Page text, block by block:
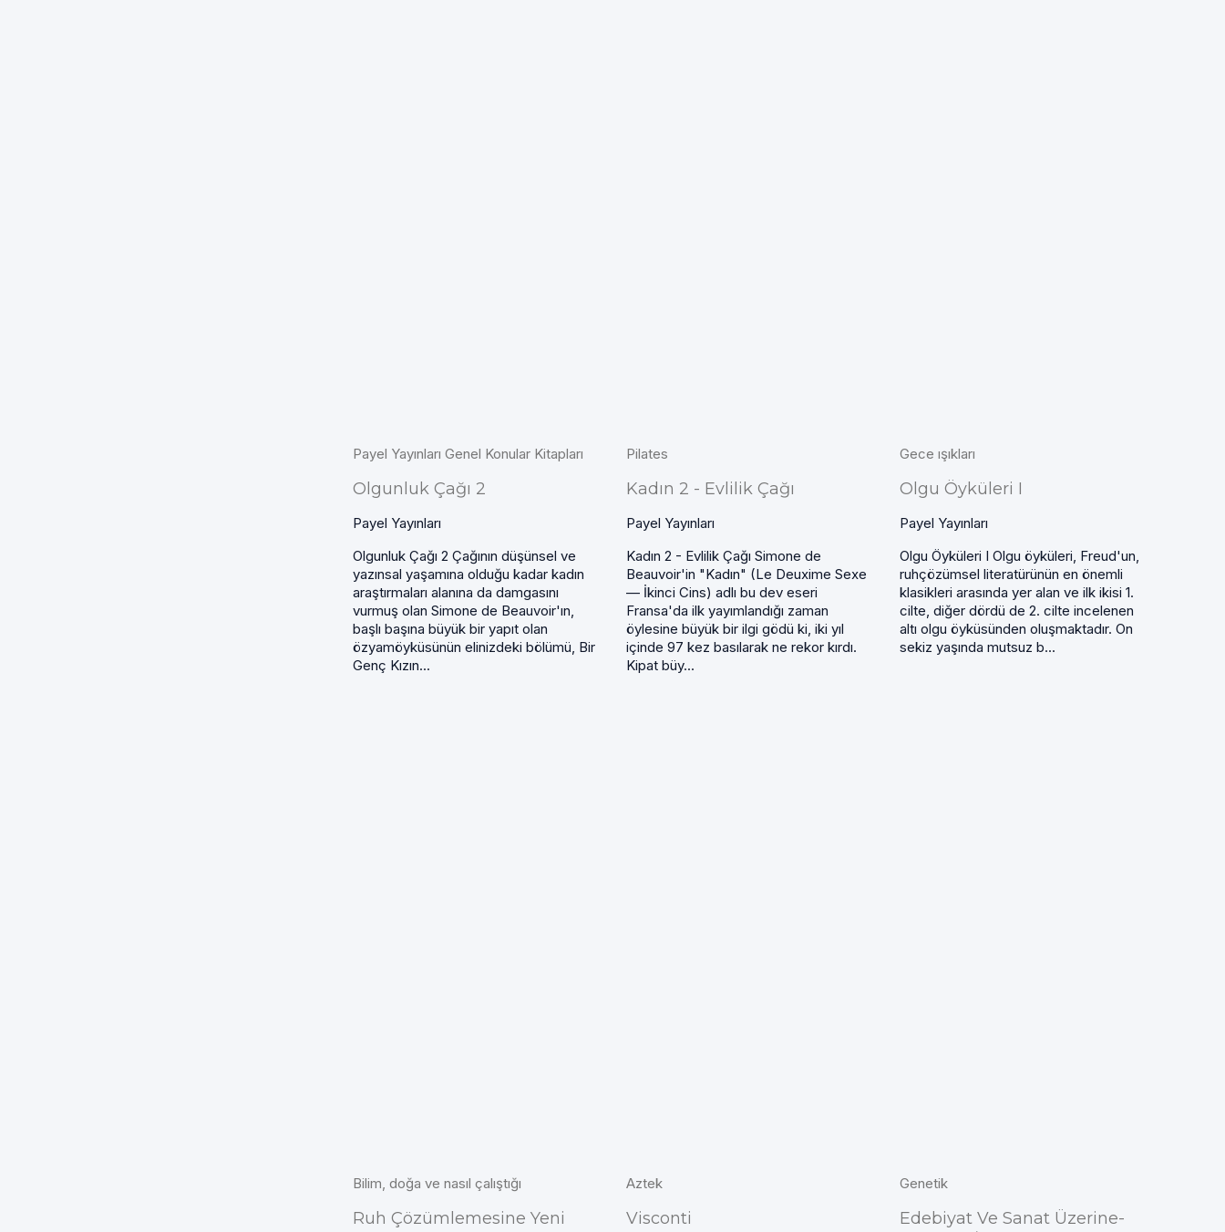
Payel Yayınları Genel Konular Kitapları
Olgunluk Çağı 2
Payel Yayınları
Olgunluk Çağı 2 Çağının düşünsel ve
yazınsal yaşamına olduğu kadar kadın
araştırmaları alanına da damgasını
vurmuş olan Simone de Beauvoir'ın,
başlı başına büyük bir yapıt olan
özyamöyküsünün elinizdeki bölümü, Bir
Genç Kızın...
Pilates
Kadın 2 - Evlilik Çağı
Payel Yayınları
Kadın 2 - Evlilik Çağı Simone de
Beauvoir'in "Kadın" (Le Deuxime Sexe
— İkinci Cins) adlı bu dev eseri
Fransa'da ilk yayımlandığı zaman
öylesine büyük bir ilgi gödü ki, iki yıl
içinde 97 kez basılarak ne rekor kırdı.
Kipat büy...
Gece ışıkları
Olgu Öyküleri I
Payel Yayınları
Olgu Öyküleri I Olgu öyküleri, Freud'un,
ruhçözümsel literatürünün en önemli
klasikleri arasında yer alan ve ilk ikisi 1.
cilte, diğer dördü de 2. cilte incelenen
altı olgu öyküsünden oluşmaktadır. On
sekiz yaşında mutsuz b...
Bilim, doğa ve nasıl çalıştığı
Ruh Çözümlemesine Yeni
Aztek
Visconti
Genetik
Edebiyat Ve Sanat Üzerine-